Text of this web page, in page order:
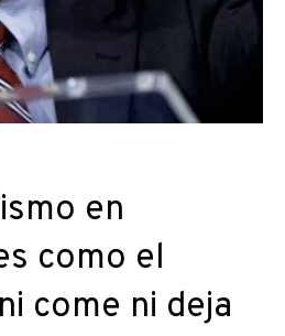
en
como el
come ni deja